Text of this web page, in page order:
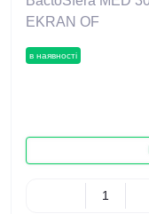
в наявності